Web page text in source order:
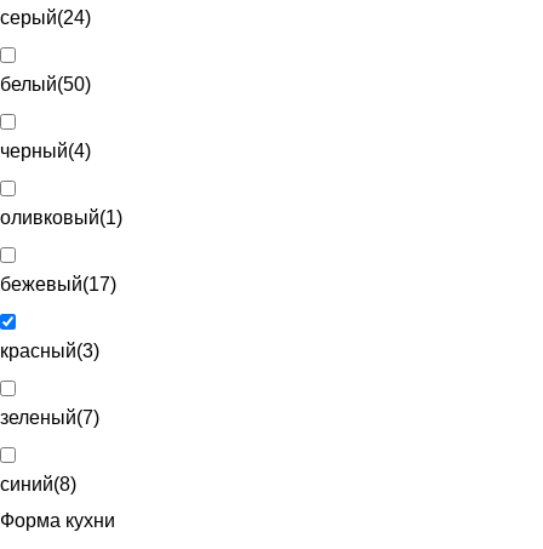
серый(24)
белый(50)
черный(4)
оливковый(1)
бежевый(17)
красный(3)
зеленый(7)
синий(8)
Форма кухни